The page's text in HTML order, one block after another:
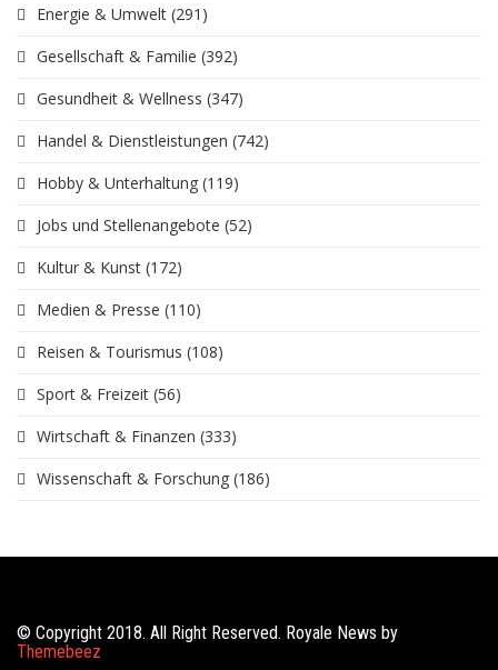
Energie & Umwelt (291)
Gesellschaft & Familie (392)
Gesundheit & Wellness (347)
Handel & Dienstleistungen (742)
Hobby & Unterhaltung (119)
Jobs und Stellenangebote (52)
Kultur & Kunst (172)
Medien & Presse (110)
Reisen & Tourismus (108)
Sport & Freizeit (56)
Wirtschaft & Finanzen (333)
Wissenschaft & Forschung (186)
© Copyright 2018. All Right Reserved. Royale News by
Themebeez